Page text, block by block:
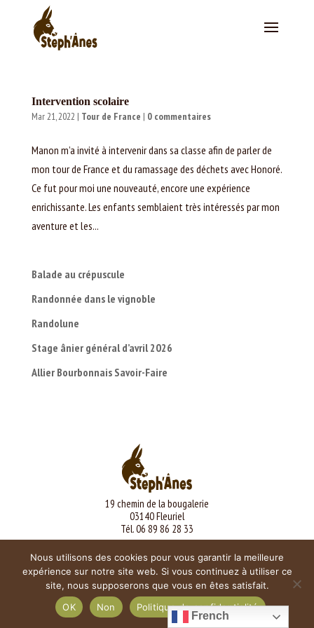
Intervention scolaire
Mar 21, 2022 | Tour de France | 0 commentaires
Manon m’a invité à intervenir dans sa classe afin de parler de
mon tour de France et du ramassage des déchets avec Honoré.
Ce fut pour moi une nouveauté, encore une expérience
enrichissante. Les enfants semblaient très intéressés par mon
aventure et les...
Balade au crépuscule
Randonnée dans le vignoble
Randolune
Stage ânier général d’avril 2026
Allier Bourbonnais Savoir-Faire
19 chemin de la bougalerie
03140 Fleuriel
Tél. 06 89 86 28 33
French
Nous utilisons des cookies pour vous garantir la meilleure
expérience sur notre site web. Si vous continuez à utiliser ce
site, nous supposerons que vous en êtes satisfait.
OK
Non Politique de confidentialité